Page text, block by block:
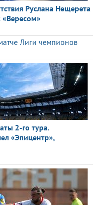
Руслана Нещерета
«Вересом»
Лиги чемпионов
2-го тура.
«Эпицентр»,